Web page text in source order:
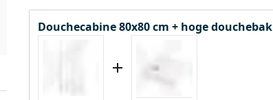
Douchecabine 80x80 cm + hoge douchebak